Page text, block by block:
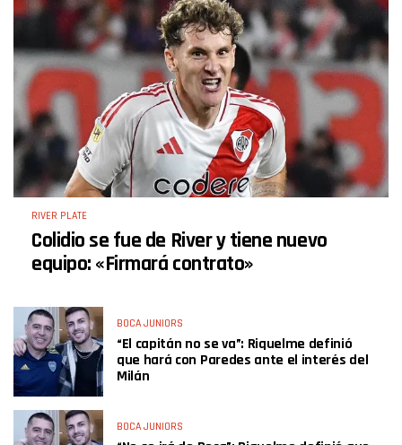
RIVER PLATE
Colidio se fue de River y tiene nuevo
equipo: «Firmará contrato»
BOCA JUNIORS
“El capitán no se va”: Riquelme definió
que hará con Paredes ante el interés del
Milán
BOCA JUNIORS